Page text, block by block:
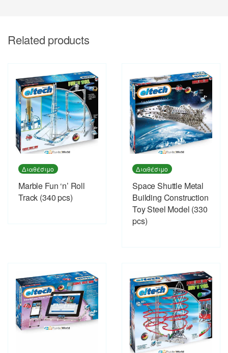
Related products
Διαθέσιμο
Marble Fun ‘n’ Roll
Track (340 pcs)
Διαθέσιμο
Space Shuttle Metal
Building Construction
Toy Steel Model (330
pcs)